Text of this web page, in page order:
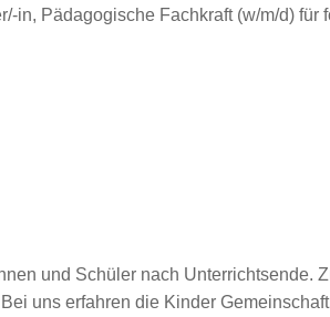
in, Pädagogische Fachkraft (w/m/d) für
und Schüler nach Unterrichtsende.
uns erfahren die Kinder